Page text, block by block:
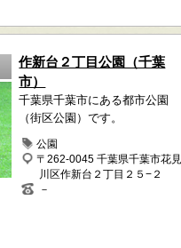
作新台２丁目公園（千葉
市）
千葉県千葉市にある都市公園
（街区公園）です。
公園
〒262-0045 千葉県千葉市花見
川区作新台２丁目２５−２
－